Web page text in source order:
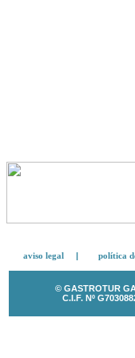
aviso legal | política
© GASTROTUR
C.I.F. Nº